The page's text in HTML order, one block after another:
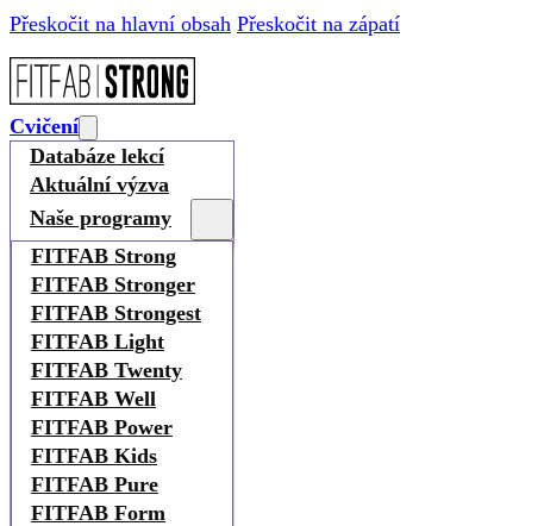
Přeskočit na hlavní obsah Přeskočit na zápatí
Cvičení
Databáze lekcí
Aktuální výzva
Naše programy
FITFAB Strong
FITFAB Stronger
FITFAB Strongest
FITFAB Light
FITFAB Twenty
FITFAB Well
FITFAB Power
FITFAB Kids
FITFAB Pure
FITFAB Form